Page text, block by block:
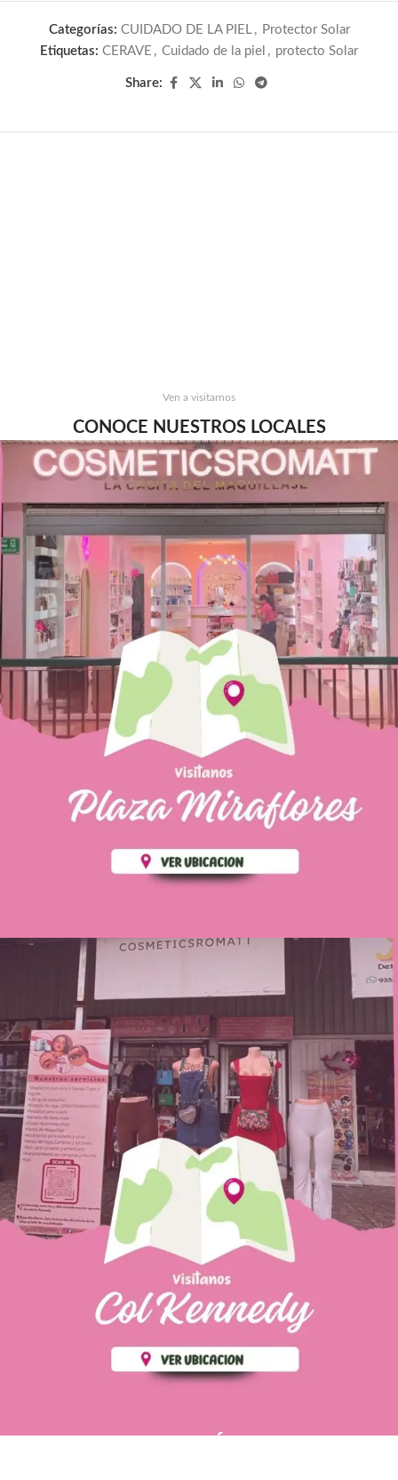
Categorías: CUIDADO DE LA PIEL , Protector Solar
Etiquetas: CERAVE , Cuidado de la piel , protecto Solar
Share:
Ven a visitarnos
CONOCE NUESTROS LOCALES